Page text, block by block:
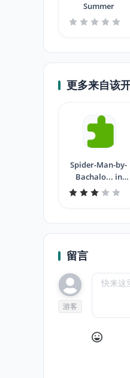
Summer
更多来自该
Spider-Man-by-
Bachalo... in
black
留言
游客